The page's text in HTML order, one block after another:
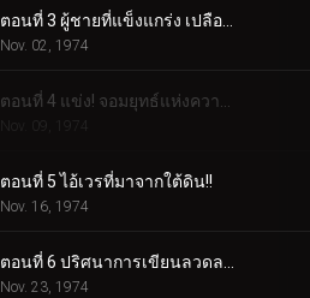
Nov. 02, 1974
Nov. 09, 1974
ตอนที่ 5 ไอ้เวรที่มาจากใต้ดิน!!
Nov. 16, 1974
Nov. 23, 1974